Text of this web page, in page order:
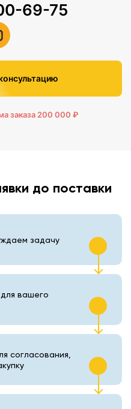
69-75
заказа 200 000 ₽
до поставки
задачу
вашего
согласования,